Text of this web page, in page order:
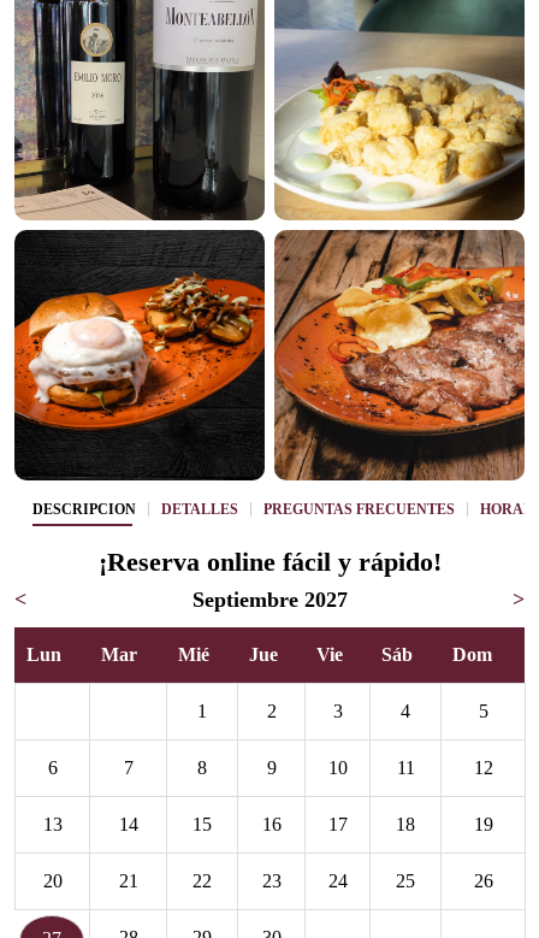
DESCRIPCIÓN DETALLES PREGUNTAS FRECUENTES
¡Reserva online fácil y rápido!
< Septiembre 2027 >
Lun Mar Mié Jue Vie Sáb Dom
1 2 3 4 5
6 7 8 9 10 11 12
13 14 15 16 17 18 19
20 21 22 23 24 25 26